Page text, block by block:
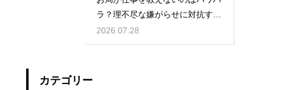
ラ？理不尽な嫌がらせに対抗する
具体策
2026.07.28
カテゴリー